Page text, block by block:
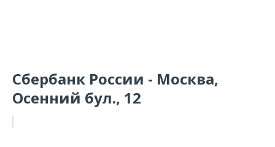
Сбербанк России - Москва,
Осенний бул., 12